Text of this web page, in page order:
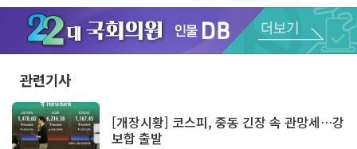
Unmute
관련기사
[개장시황] 코스피, 중동 긴장 속 관망세…강
보합 출발